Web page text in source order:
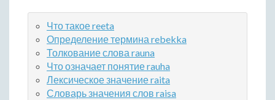
Что такое reeta
Определение термина rebekka
Толкование слова rauna
Что означает понятие rauha
Лексическое значение raita
Словарь значения слов raisa